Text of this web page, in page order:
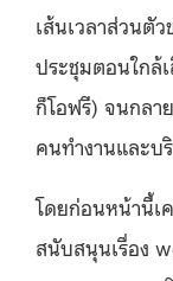
เส้นเวลาส่วนตั
ประชุมตอนใกล้
ก็โอฟรี) จนกลา
คนทำงานและบ
โดยก่อนหน้านี้เ
สนับสนุนเรื่อง